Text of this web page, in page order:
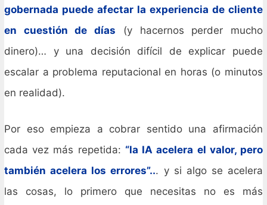
gobernada puede afectar la experiencia de cliente
en cuestión de días (y hacernos perder mucho
dinero)… y una decisión difícil de explicar puede
escalar a problema reputacional en horas (o minutos
en realidad).
Por eso empieza a cobrar sentido una afirmación
cada vez más repetida: “la IA acelera el valor, pero
también acelera los errores”... y si algo se acelera
las cosas, lo primero que necesitas no es más